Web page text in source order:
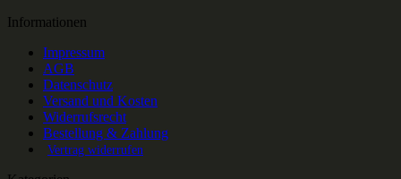
Informationen
Impressum
AGB
Datenschutz
Versand und Kosten
Widerrufsrecht
Bestellung & Zahlung
Vertrag widerrufen